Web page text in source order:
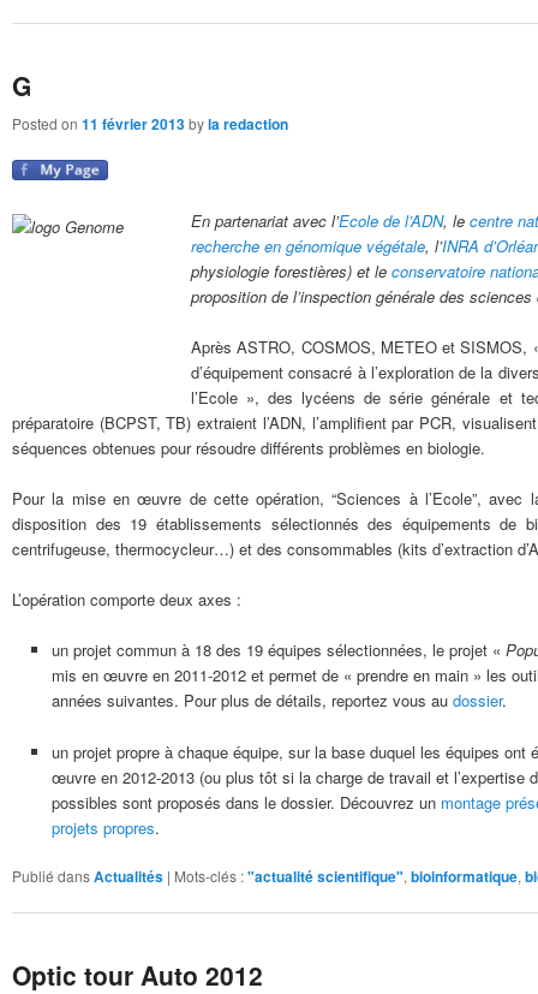
G
Posted on 11 février 2013byla redaction
En partenariat avec l’Ecole de l’ADN, le centre
recherche en génomique végétale, l’INRA
physiologie forestières) et le conservatoire
proposition de l’inspection générale des
Après ASTRO, COSMOS, METEO et SISMOS,
d’équipement consacré à l’exploration de la
l’Ecole », des lycéens de série générale et
préparatoire (BCPST, TB) extraient l’ADN, l’amplifient par PCR,
séquences obtenues pour résoudre différents problèmes en biologie.
Pour la mise en œuvre de cette opération, “Sciences à l’Ecole”, avec
disposition des 19 établissements sélectionnés des équipements de
centrifugeuse, thermocycleur…) et des consommables (kits d’extraction
L’opération comporte deux axes :
un projet commun à 18 des 19 équipes sélectionnées, le projet «
mis en œuvre en 2011-2012 et permet de « prendre en main » les
années suivantes. Pour plus de détails, reportez vous au dossier.
un projet propre à chaque équipe, sur la base duquel les équipes
œuvre en 2012-2013 (ou plus tôt si la charge de travail et l’expertise
possibles sont proposés dans le dossier. Découvrez un montage
projets propres.
Publié dansActualités | Mots-clés :"actualité scientifique", bioinformatique,
Optic tour Auto 2012